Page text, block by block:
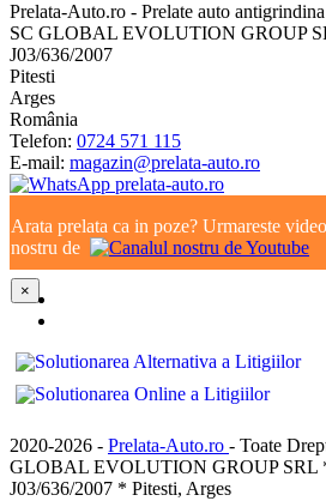
Prelata-Auto.ro - Prelate auto
SC GLOBAL EVOLUTION GROUP
J03/636/2007
Pitesti
Arges
România
Telefon: 0724 571 115
E-mail: magazin@prelata-auto.ro
Arata prelata ca in poze? Urmareste
nostru de
×
2020-2026 - Prelata-Auto.ro - Toate
GLOBAL EVOLUTION GROUP SRL
J03/636/2007 * Pitesti, Arges